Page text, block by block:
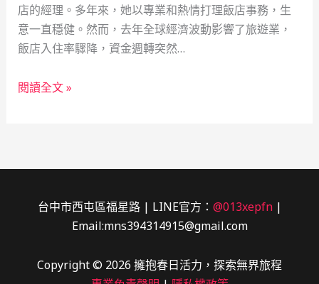
的
血
淚
鬥
店的經理。多年來，她以專業和熱情打理飯店事務，生
意一直穩健。然而，去年全球經濟波動影響了旅遊業，
飯店入住率驟降，資金週轉突然…
飯
閱讀全文 »
台中市西屯區福星路 | LINE官方： @013xepfn|
Email:mns394314915@gmail.com
Copyright © 2026 擁抱春日活力，探索無界旅程